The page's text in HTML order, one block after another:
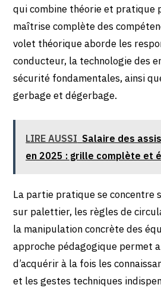
qui combine théorie et pratique
maîtrise complète des
volet théorique aborde les
conducteur, la technologie des
sécurité fondamentales, ainsi
gerbage et dégerbage.
LIRE AUSSI Salaire des
en 2025 : grille complète et
La partie pratique se concentre
sur palettier, les règles de
la manipulation concrète des
approche pédagogique permet
d’acquérir à la fois les
et les gestes techniques